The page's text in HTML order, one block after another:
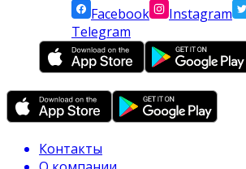
Facebook
Instagram
Telegram
Контакты